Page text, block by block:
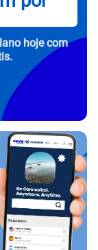
hoje com